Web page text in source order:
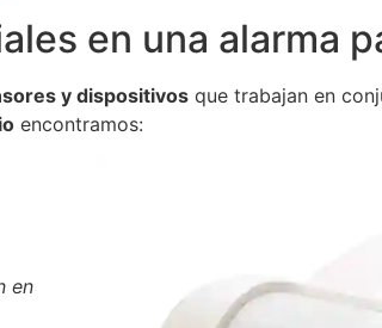
en una alarma
y dispositivos que trabajan en
encontramos:
en